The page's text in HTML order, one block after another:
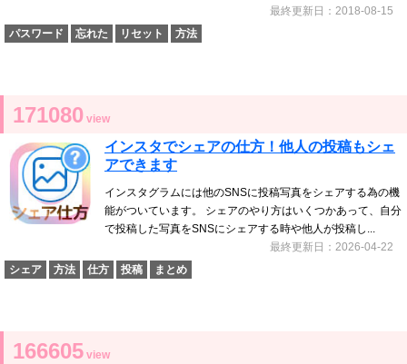
最終更新日：2018-08-15
パスワード
忘れた リセット 方法
171080 view
インスタでシェアの仕方！他人の投稿もシェ
アできます
インスタグラムには他のSNSに投稿写真をシェアする為の機
能がついています。 シェアのやり方はいくつかあって、自分
で投稿した写真をSNSにシェアする時や他人が投稿し...
最終更新日：2026-04-22
シェア
方法 仕方 投稿 まとめ
166605 view